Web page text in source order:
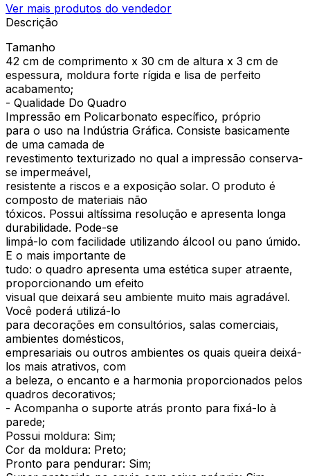
Ver mais produtos do vendedor
Descrição
Tamanho
42 cm de comprimento x 30 cm de altura x 3 cm de
espessura, moldura forte rígida e lisa de perfeito
acabamento;
- Qualidade Do Quadro
Impressão em Policarbonato específico, próprio
para o uso na Indústria Gráfica. Consiste basicamente
de uma camada de
revestimento texturizado no qual a impressão conserva-
se impermeável,
resistente a riscos e a exposição solar. O produto é
composto de materiais não
tóxicos. Possui altíssima resolução e apresenta longa
durabilidade. Pode-se
limpá-lo com facilidade utilizando álcool ou pano úmido.
E o mais importante de
tudo: o quadro apresenta uma estética super atraente,
proporcionando um efeito
visual que deixará seu ambiente muito mais agradável.
Você poderá utilizá-lo
para decorações em consultórios, salas comerciais,
ambientes domésticos,
empresariais ou outros ambientes os quais queira deixá-
los mais atrativos, com
a beleza, o encanto e a harmonia proporcionados pelos
quadros decorativos;
- Acompanha o suporte atrás pronto para fixá-lo à
parede;
Possui moldura: Sim;
Cor da moldura: Preto;
Pronto para pendurar: Sim;